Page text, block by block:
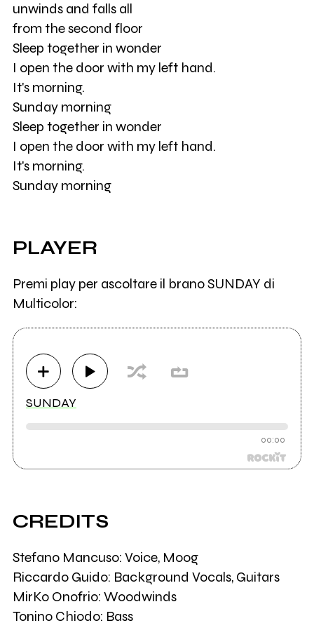
unwinds and falls all
from the second floor
Sleep together in wonder
I open the door with my left hand.
It's morning.
Sunday morning
Sleep together in wonder
I open the door with my left hand.
It's morning.
Sunday morning
PLAYER
Premi play per ascoltare il brano SUNDAY di
Multicolor:
SUNDAY
00:00
CREDITS
Stefano Mancuso: Voice, Moog
Riccardo Guido: Background Vocals, Guitars
MirKo Onofrio: Woodwinds
Tonino Chiodo: Bass